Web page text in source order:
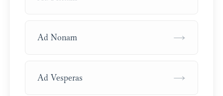
Ad Nonam →
Ad Vesperas →